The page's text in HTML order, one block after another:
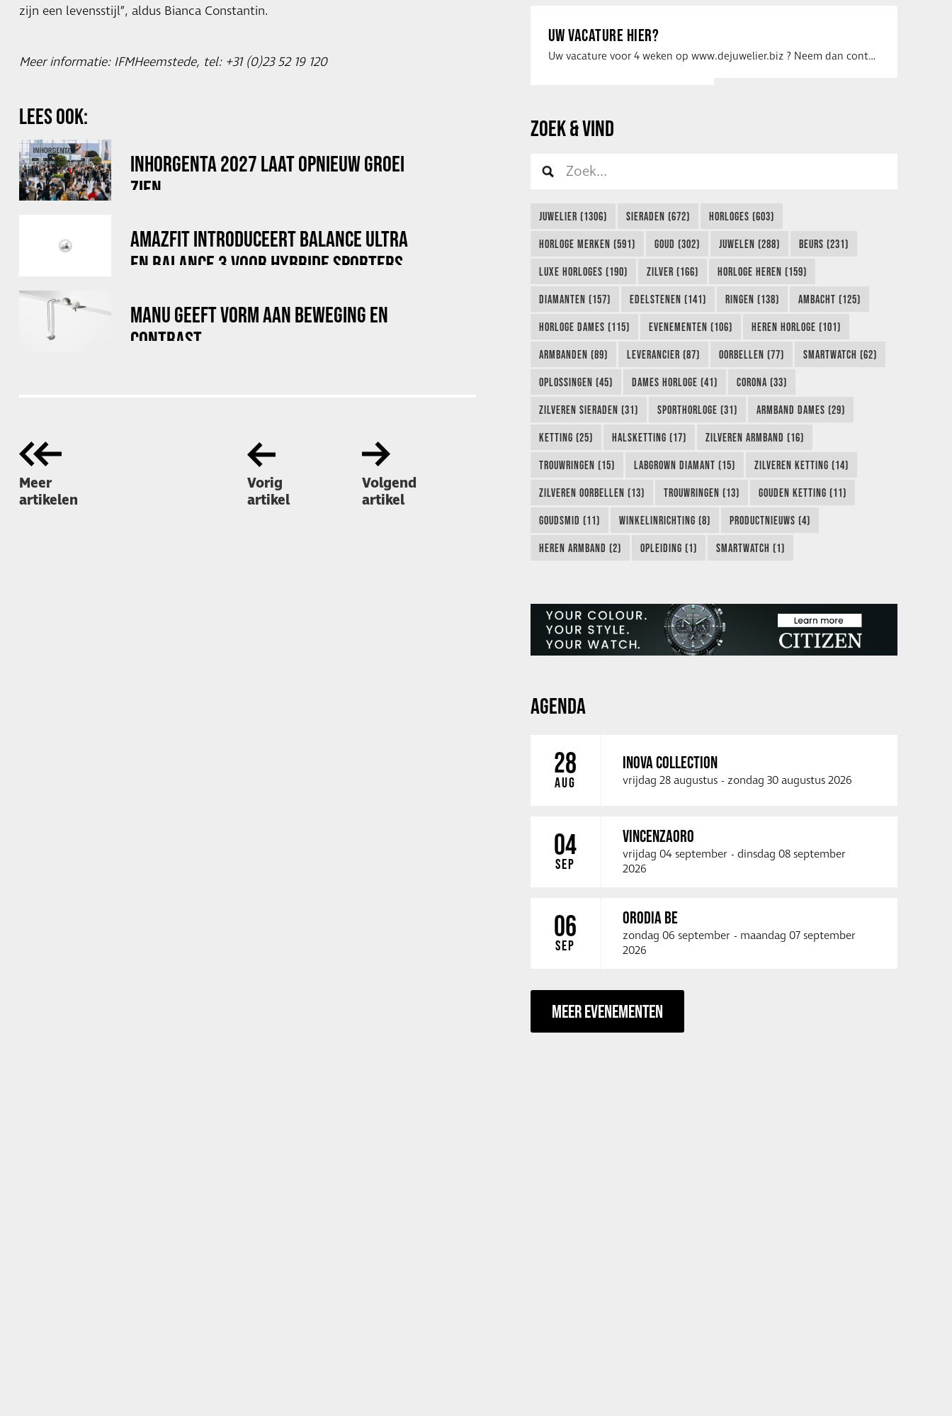
zijn een levensstijl”, aldus Bianca Constantin.
Meer informatie: IFMHeemstede, tel: +31 (0)23 52 19 120
LEES OOK:
INHORGENTA 2027 LAAT OPNIEUW GROEI
ZIEN
AMAZFIT INTRODUCEERT BALANCE ULTRA
EN BALANCE 3 VOOR HYBRIDE SPORTERS
MANU GEEFT VORM AAN BEWEGING EN
CONTRAST
Meer
artikelen
Vorig
artikel
Volgend
artikel
UW VACATURE HIER?
Uw vacature voor 4 weken op www.dejuwelier.biz ? Neem dan contact op met …
ZOEK & VIND
JUWELIER (1306) SIERADEN (672) HORLOGES (603)
HORLOGE MERKEN (591) GOUD (302) JUWELEN (288) BEURS (231)
LUXE HORLOGES (190) ZILVER (166) HORLOGE HEREN (159)
DIAMANTEN (157) EDELSTENEN (141) RINGEN (138) AMBACHT (125)
HORLOGE DAMES (115) EVENEMENTEN (106) HEREN HORLOGE (101)
ARMBANDEN (89) LEVERANCIER (87) OORBELLEN (77) SMARTWATCH (62)
OPLOSSINGEN (45) DAMES HORLOGE (41) CORONA (33)
ZILVEREN SIERADEN (31) SPORTHORLOGE (31) ARMBAND DAMES (29)
KETTING (25) HALSKETTING (17) ZILVEREN ARMBAND (16)
TROUWRINGEN (15) LABGROWN DIAMANT (15) ZILVEREN KETTING (14)
ZILVEREN OORBELLEN (13) TROUWRINGEN (13) GOUDEN KETTING (11)
GOUDSMID (11) WINKELINRICHTING (8) PRODUCTNIEUWS (4)
HEREN ARMBAND (2) OPLEIDING (1) SMARTWATCH (1)
AGENDA
28
AUG
INOVA COLLECTION
vrijdag 28 augustus - zondag 30 augustus 2026
04
SEP
VINCENZAORO
vrijdag 04 september - dinsdag 08 september
2026
06
SEP
ORODIA BE
zondag 06 september - maandag 07 september
2026
MEER EVENEMENTEN